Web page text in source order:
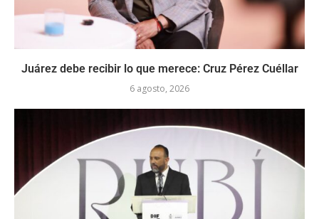
Juárez debe recibir lo que merece: Cruz Pérez Cuéllar
6 agosto, 2026